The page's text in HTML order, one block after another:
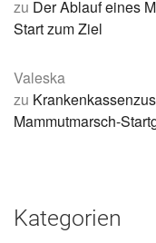
zu Der Ablauf eines
Start zum Ziel
Valeska
zu
Mammutmarsch-
Kategorien